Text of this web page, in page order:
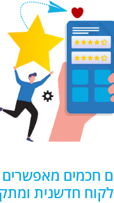
חכמים
לקוח חדשנית